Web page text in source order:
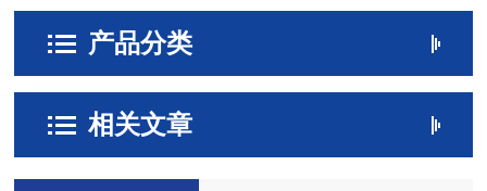
产品分类
相关文章